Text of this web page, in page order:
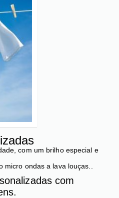
com um brilho especial e
ondas a lava louças..
com